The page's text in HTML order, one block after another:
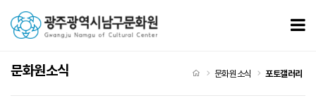
문화원소식 처음으로
문화원소식 포토갤러리